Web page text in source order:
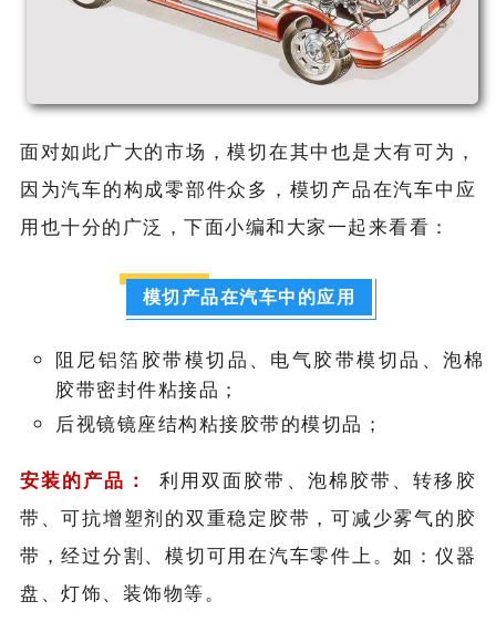
面对如此广大的市场，模切在其中也是大有可为，
因为汽车的构成零部件众多，模切产品在汽车中应
用也十分的广泛，下面小编和大家一起来看看：
模切产品在汽车中的应用
阻尼铝箔胶带模切品、电气胶带模切品、泡棉
胶带密封件粘接品；
后视镜镜座结构粘接胶带的模切品；
安装的产品：
利用双面胶带、泡棉胶带、转移胶
带、可抗增塑剂的双重稳定胶带，可减少雾气的胶
带，经过分割、模切可用在汽车零件上。如：仪器
盘、灯饰、装饰物等。